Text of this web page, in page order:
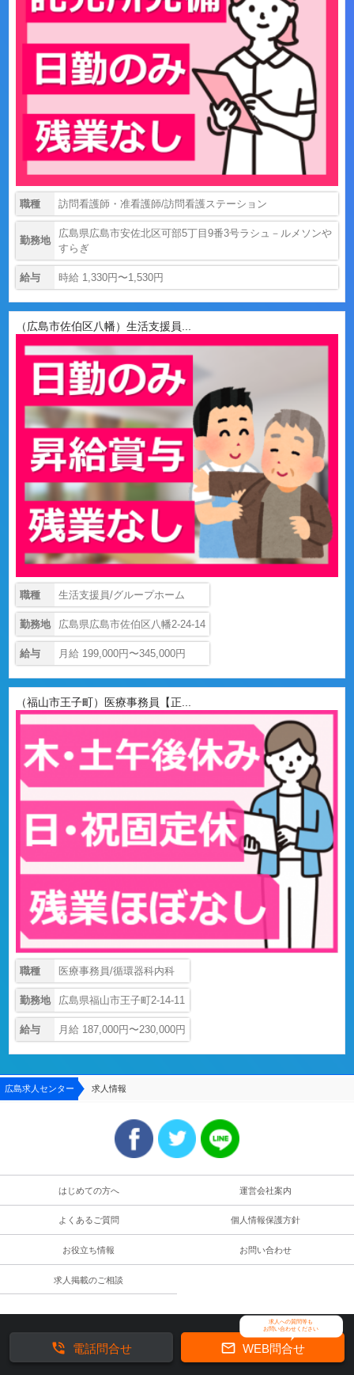
職種 訪問看護師・准看護師/訪問看護ステーション
勤務地
広島県広島市安佐北区可部5丁目9番3号ラシュ－ルメソンや
すらぎ
給与 時給 1,330円〜1,530円
（広島市佐伯区八幡）生活支援員...
職種 生活支援員/グループホーム
勤務地 広島県広島市佐伯区八幡2-24-14
給与 月給 199,000円〜345,000円
（福山市王子町）医療事務員【正...
職種 医療事務員/循環器科内科
勤務地 広島県福山市王子町2-14-11
給与 月給 187,000円〜230,000円
広島求人センター 求人情報
はじめての方へ 運営会社案内
よくあるご質問 個人情報保護方針
お役立ち情報 お問い合わせ
求人掲載のご相談
求人への質問等も
お問い合わせください
 WEB問合せ
 電話問合せ